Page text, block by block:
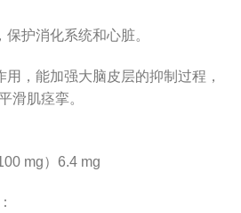
护消化系统和心脏。
，能加强大脑皮层的抑制过程，
滑肌痉挛。
mg）6.4 mg